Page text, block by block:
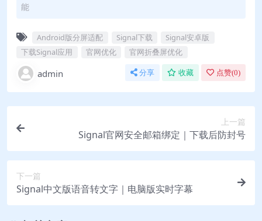
能
Android版分屏适配 Signal下载
Signal安卓版
下载Signal应用
官网优化 官网折叠屏优化
admin 分享 收藏 点赞(0)
上一篇
Signal官网安全邮箱绑定｜下载后防封号
下一篇
Signal中文版语音转文字｜电脑版实时字幕